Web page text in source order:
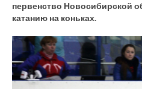
ПЛАТНЫЕ УСЛУГИ
первенство Новосибирской
катанию на коньках.